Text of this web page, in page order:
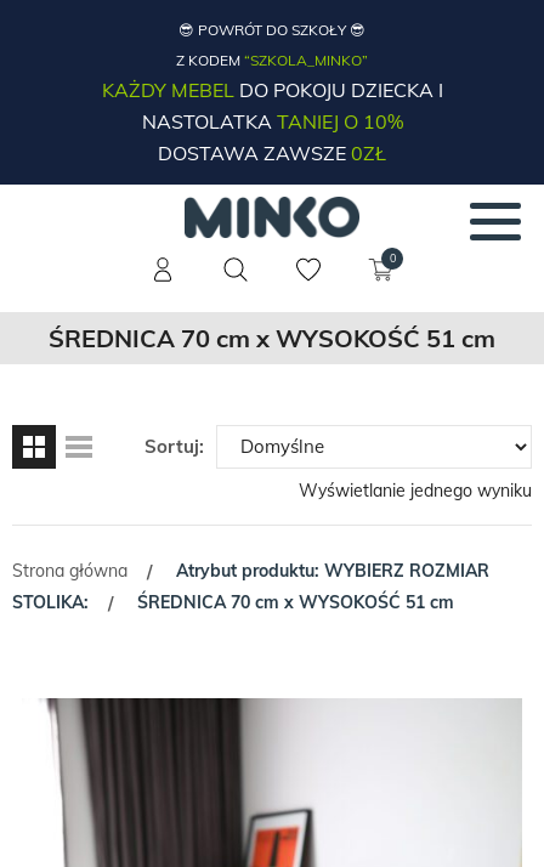
😎 POWRÓT DO SZKOŁY 😎
Z KODEM “SZKOLA_MINKO”
KAŻDY MEBELDO POKOJU DZIECKA I
NASTOLATKATANIEJ O 10%
DOSTAWA ZAWSZE 0ZŁ
0
ŚREDNICA 70 cm x WYSOKOŚĆ 51 cm
Sortuj:
Wyświetlanie jednego wyniku
Strona główna /
Atrybut produktu: WYBIERZ ROZMIAR
STOLIKA:
/ ŚREDNICA 70 cm x WYSOKOŚĆ 51 cm